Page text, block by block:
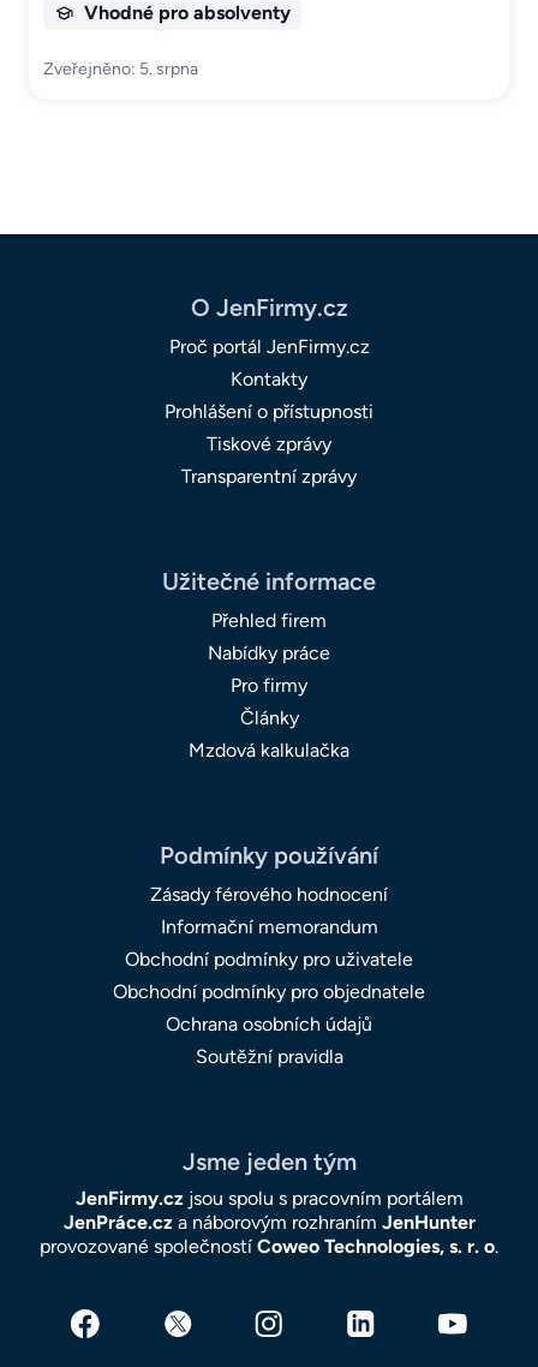
Vhodné pro absolventy
Zveřejněno: 5. srpna
O JenFirmy.cz
Proč portál JenFirmy.cz
Kontakty
Prohlášení o přístupnosti
Tiskové zprávy
Transparentní zprávy
Užitečné informace
Přehled firem
Nabídky práce
Pro firmy
Články
Mzdová kalkulačka
Podmínky používání
Zásady férového hodnocení
Informační memorandum
Obchodní podmínky pro uživatele
Obchodní podmínky pro objednatele
Ochrana osobních údajů
Soutěžní pravidla
Jsme jeden tým
JenFirmy.czjsou spolu s pracovním portálem
JenPráce.cza náborovým rozhraním JenHunter
provozované společností Coweo Technologies, s. r. o.